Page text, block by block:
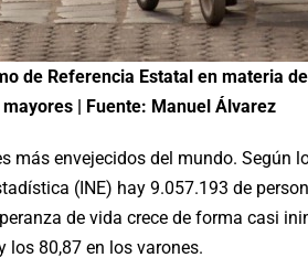
de Referencia Estatal en materia
| Fuente: Manuel Álvarez
más envejecidos del mundo.
(INE) hay 9.057.193 de
de vida crece de forma casi
los 80,87 en los varones.